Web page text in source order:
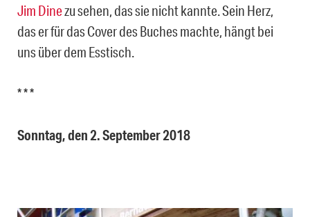
Jim Dinezu sehen, das sie nicht kannte. Sein Herz,
das er für das Cover des Buches machte, hängt bei
uns über dem Esstisch.
* * *
Sonntag, den 2. September 2018